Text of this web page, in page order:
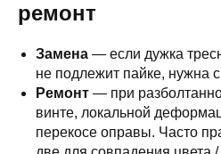
ремонт
Замена — если дужка
не подлежит пайке, нужна
Ремонт — при
винте, локальной
перекосе оправы. Часто